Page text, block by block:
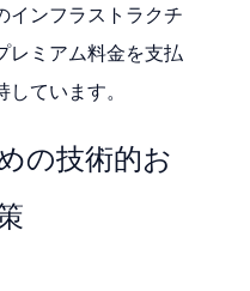
インフラストラクチ
レミアム料金を支払
ています。
の技術的お